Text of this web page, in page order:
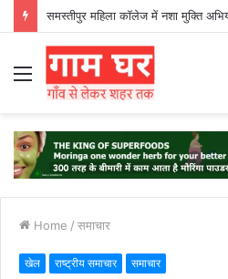
हड़ताली सफाईकर्मियों ने नगर निगम का घेराव
Menu
Home / समाचार
खेल राष्ट्रीय समाचार समाचार